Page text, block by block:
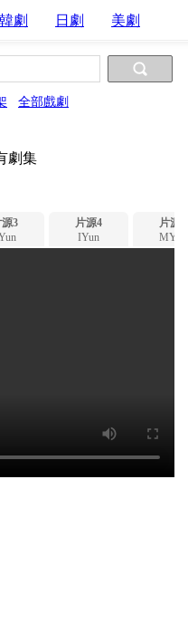
韓劇 日劇 美劇
全部戲劇
劇集
源3
片源4
IYun
片源5
MYun